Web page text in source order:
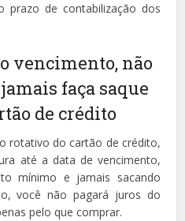
prazo de contabilização dos
vencimento, não
faça saque
de crédito
rotativo do cartão de crédito,
até a data de vencimento,
mínimo e jamais sacando
você não pagará juros do
pelo que comprar.